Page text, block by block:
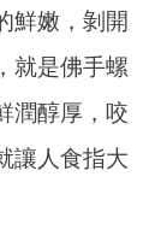
鮮嫩，剝開
就是佛手螺
潤醇厚，咬
讓人食指大